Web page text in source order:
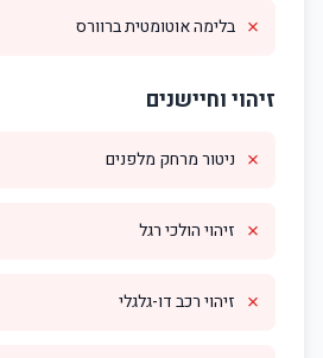
✗ בלימה אוטומטית ברוורס
זיהוי וחיישנים
✗ ניטור מרחק מלפנים
✗ זיהוי הולכי רגל
✗ זיהוי רכב דו-גלגלי